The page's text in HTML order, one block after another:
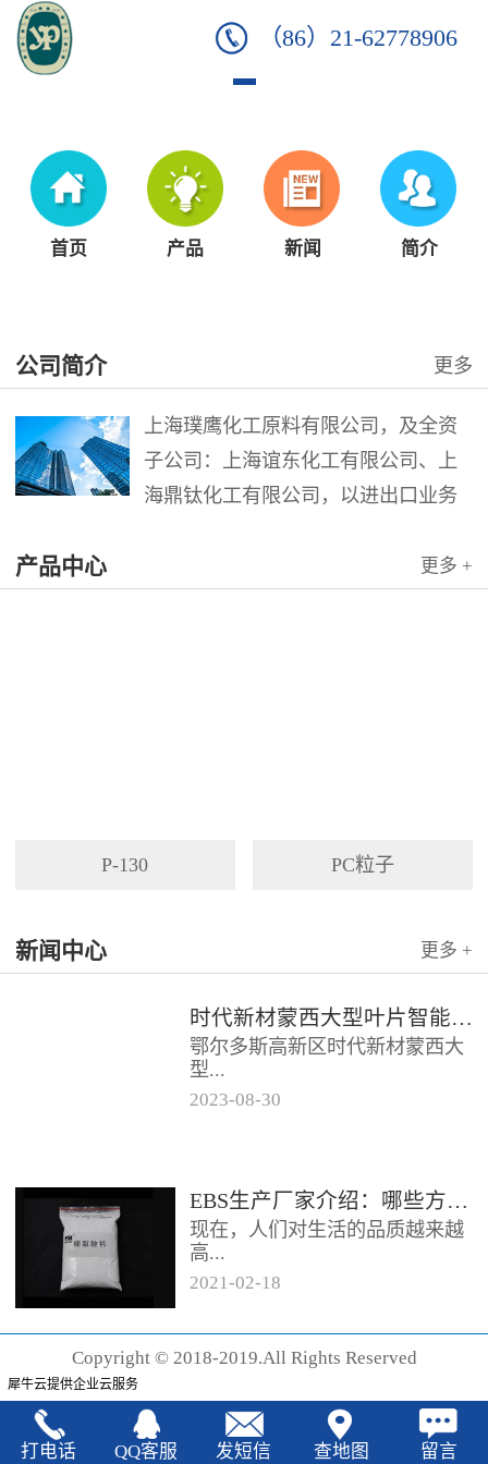
（86）21-62778906
首页 产品 新闻 简介
公司简介 更多
上海璞鹰化工原料有限公司，及全资
子公司：上海谊东化工有限公司、上
海鼎钛化工有限公司，以进出口业务
品。公司以其灵活的市场对策和创造
产品中心 更多 +
P-130 PC粒子
新闻中心 更多 +
时代新材蒙西大型叶片智能制造基地项目开工
鄂尔多斯高新区时代新材蒙西大
型...
分为...
2023-08-30
EBS生产厂家‍介绍：哪些方法可以验证EBS的润滑效果
现在，人们对生活的品质越来越
高...
声也越来越强烈，很多厂家在利
2021-02-18
Copyright © 2018-2019.All Rights Reserved
犀牛云提供企业云服务
打电话 QQ客服 发短信 查地图 留言